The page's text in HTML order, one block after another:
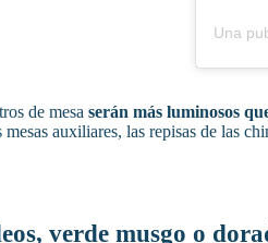
de mesa serán más luminosos
auxiliares, las repisas de las
verde musgo o